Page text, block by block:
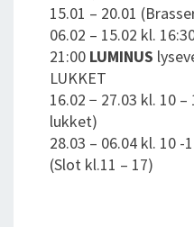
15.01 – 20.01
06.02 – 15.02 kl.
21:00 LUMINUS
LUKKET
16.02 − 27.03 kl. 10
lukket)
28.03 – 06.04 kl. 10 -
(Slot kl.11 – 17)